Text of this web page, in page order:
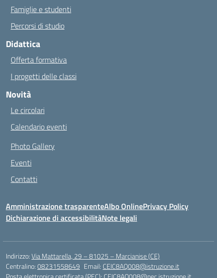
Famiglie e studenti
Percorsi di studio
Didattica
Offerta formativa
I progetti delle classi
Novità
Le circolari
Calendario eventi
Photo Gallery
Eventi
Contatti
Amministrazione trasparenteAlbo OnlinePrivacy Policy
Dichiarazione di accessibilitàNote legali
Indirizzo:Via Mattarella, 29 – 81025 – Marcianise (CE)
Centralino:08231558649 Email: CEIC8AQ008@istruzione.it